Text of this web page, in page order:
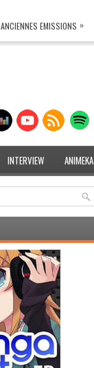
ANCIENNES EMISSIONS »
INTERVIEW ANIMEKA